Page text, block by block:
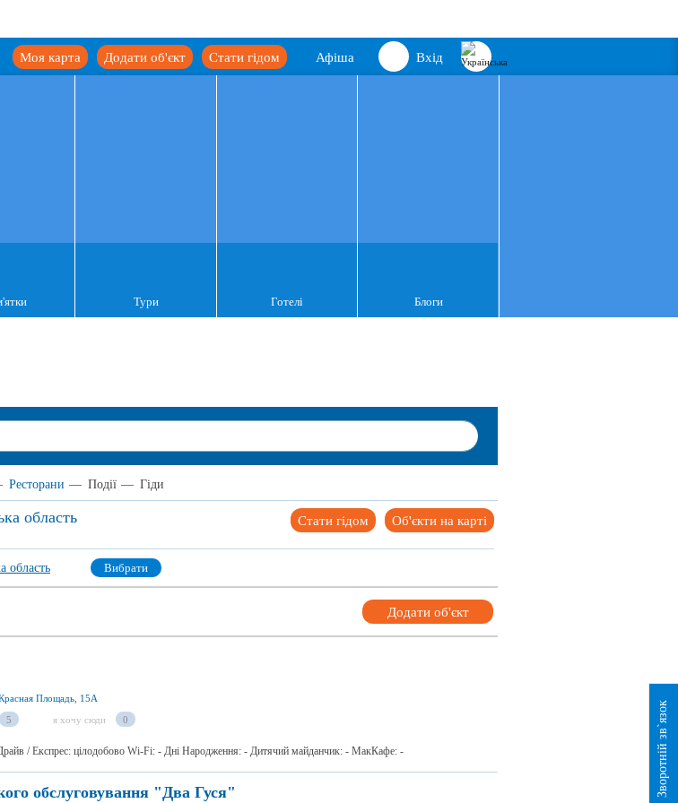
Вхід
Афіша
Стати гідом
Додати об'єкт
Моя карта
Тури Готелі Блоги
Ресторани — Події — Гіди
область Об'єкти на карті
Стати гідом
область Вибрати
Додати об'єкт
Площадь, 15А
5 я хочу сюди 0
/ Експрес: цілодобово Wi-Fi: - Дні Народження: - Дитячий майданчик: - МакКафе: -
обслуговування "Два Гуся" Зворотній зв`язок